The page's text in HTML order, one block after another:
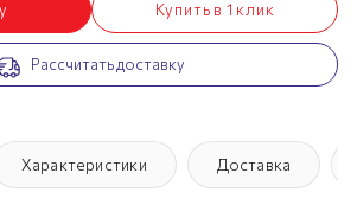
Купить в 1 клик
Рассчитать доставку
Характеристики Доставка